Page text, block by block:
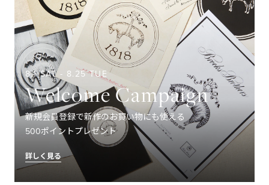
8.1 SAT - 8.25 TUE
Welcome Campaign
新規会員登録で新作のお買い物にも使える
500ポイントプレゼント
詳しく見る